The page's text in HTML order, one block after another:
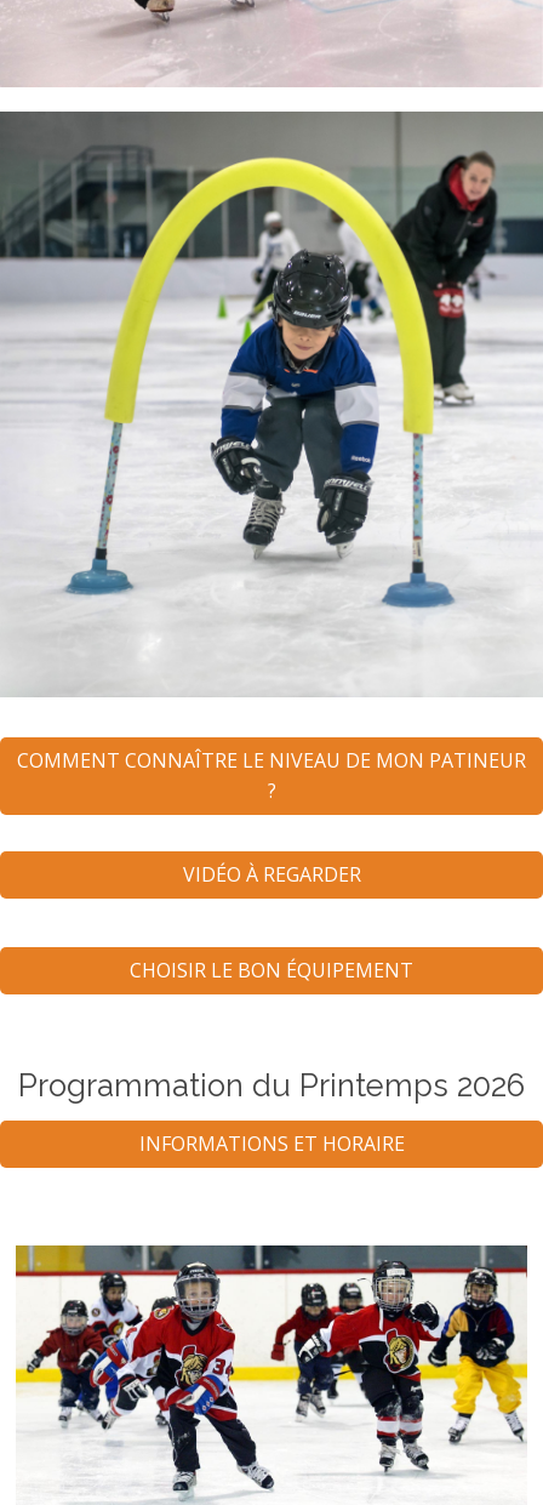
COMMENT CONNAÎTRE LE NIVEAU DE MON PATINEUR
?
VIDÉO À REGARDER
CHOISIR LE BON ÉQUIPEMENT
Programmation du Printemps 2026
INFORMATIONS ET HORAIRE